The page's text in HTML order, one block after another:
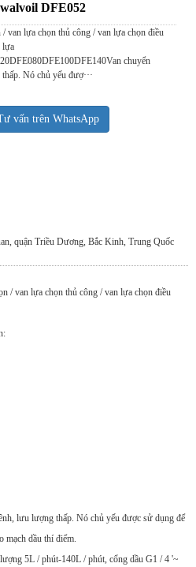
DFE052
van lựa chọn thủ công / van lựa chọn điều
lựa
chuyển
Nó chủ yếu đượ···
vấn trên WhatsApp
quận Triều Dương, Bắc Kinh, Trung Quốc
/ van lựa chọn thủ công / van lựa chọn điều
lưu lượng thấp. Nó chủ yếu được sử dụng để
mạch dầu thí điểm.
5L / phút-140L / phút, cổng dầu G1 / 4 '~